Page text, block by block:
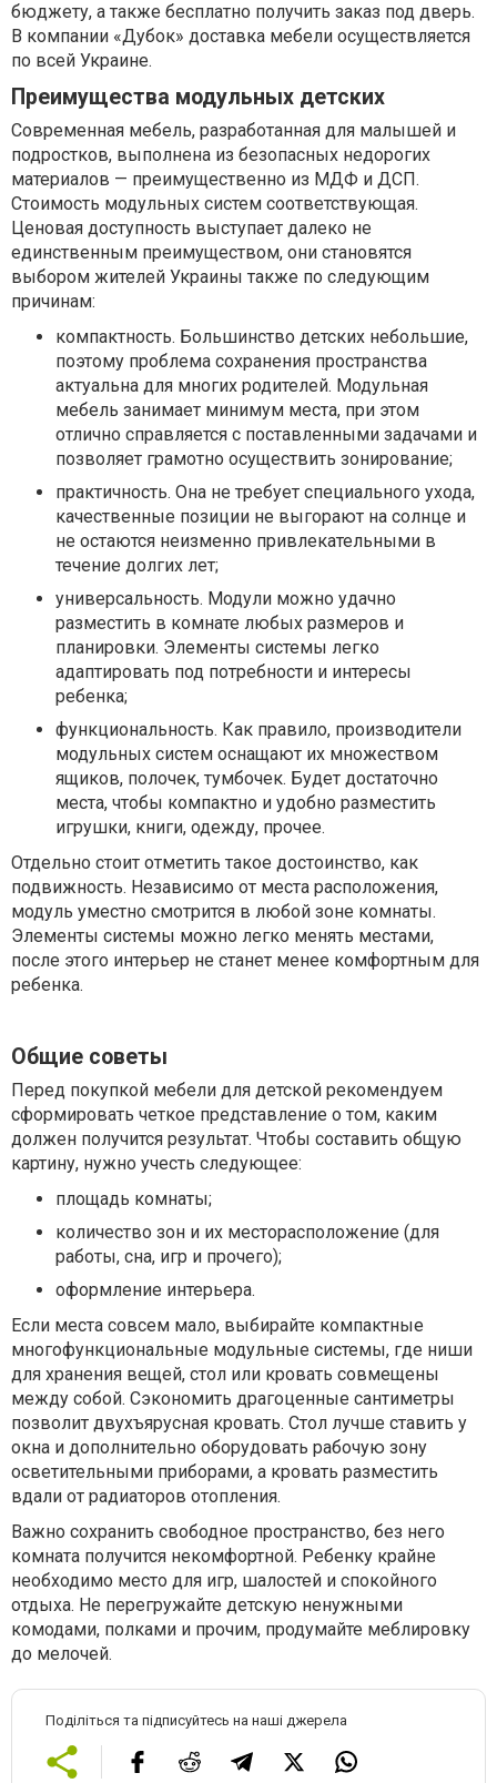
бюджету, а также бесплатно получить заказ под дверь.
В компании «Дубок» доставка мебели осуществляется
по всей Украине.
Преимущества модульных детских
Современная мебель, разработанная для малышей и
подростков, выполнена из безопасных недорогих
материалов — преимущественно из МДФ и ДСП.
Стоимость модульных систем соответствующая.
Ценовая доступность выступает далеко не
единственным преимуществом, они становятся
выбором жителей Украины также по следующим
причинам:
компактность. Большинство детских небольшие,
поэтому проблема сохранения пространства
актуальна для многих родителей. Модульная
мебель занимает минимум места, при этом
отлично справляется с поставленными задачами и
позволяет грамотно осуществить зонирование;
практичность. Она не требует специального ухода,
качественные позиции не выгорают на солнце и
не остаются неизменно привлекательными в
течение долгих лет;
универсальность. Модули можно удачно
разместить в комнате любых размеров и
планировки. Элементы системы легко
адаптировать под потребности и интересы
ребенка;
функциональность. Как правило, производители
модульных систем оснащают их множеством
ящиков, полочек, тумбочек. Будет достаточно
места, чтобы компактно и удобно разместить
игрушки, книги, одежду, прочее.
Отдельно стоит отметить такое достоинство, как
подвижность. Независимо от места расположения,
модуль уместно смотрится в любой зоне комнаты.
Элементы системы можно легко менять местами,
после этого интерьер не станет менее комфортным для
ребенка.
Общие советы
Перед покупкой мебели для детской рекомендуем
сформировать четкое представление о том, каким
должен получится результат. Чтобы составить общую
картину, нужно учесть следующее:
площадь комнаты;
количество зон и их месторасположение (для
работы, сна, игр и прочего);
оформление интерьера.
Если места совсем мало, выбирайте компактные
многофункциональные модульные системы, где ниши
для хранения вещей, стол или кровать совмещены
между собой. Сэкономить драгоценные сантиметры
позволит двухъярусная кровать. Стол лучше ставить у
окна и дополнительно оборудовать рабочую зону
осветительными приборами, а кровать разместить
вдали от радиаторов отопления.
Важно сохранить свободное пространство, без него
комната получится некомфортной. Ребенку крайне
необходимо место для игр, шалостей и спокойного
отдыха. Не перегружайте детскую ненужными
комодами, полками и прочим, продумайте меблировку
до мелочей.
Поділіться та підписуйтесь на наші джерела